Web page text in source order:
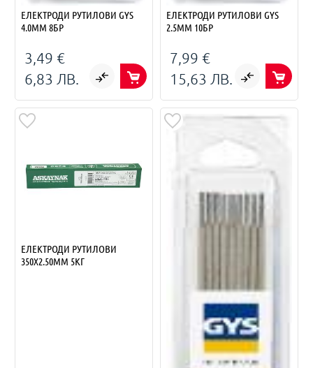
ЕЛЕКТРОДИ РУТИЛОВИ GYS
4.0ММ 8БР
3,49 €
6,83 ЛВ.
ЕЛЕКТРОДИ РУТИЛОВИ GYS
2.5ММ 10БР
7,99 €
15,63 ЛВ.
ЕЛЕКТРОДИ РУТИЛОВИ
350X2.50MM 5КГ